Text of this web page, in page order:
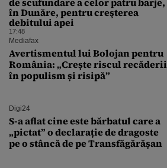
în Dunăre, pentru creşterea
debitului apei
17:48
Mediafax
Avertismentul lui Bolojan pentru
România: „Crește riscul recăderii
în populism și risipă”
Digi24
S-a aflat cine este bărbatul care a
„pictat” o declarație de dragoste
pe o stâncă de pe Transfăgărășan